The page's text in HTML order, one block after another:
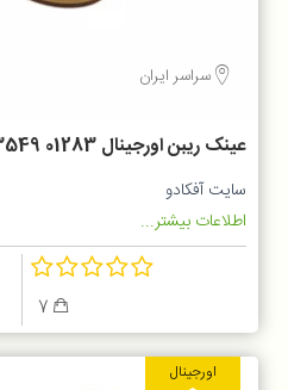
سراسر ایران
عینک ریبن اورجینال rb3549 01283
سایت آفکادو
اطلاعات بیشتر...
7
اورجینال